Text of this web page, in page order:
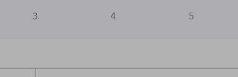
3 4 5